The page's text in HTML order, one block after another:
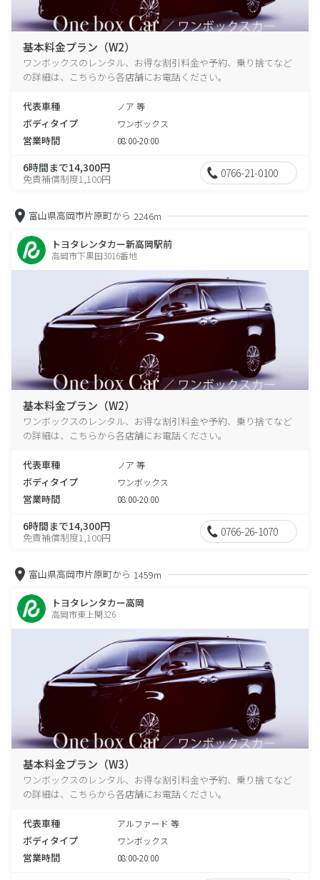
基本料金プラン（W2）
ワンボックスのレンタル、お得な割引料金や予約、乗り捨てなど
の詳細は、こちらから各店舗にお電話ください。
代表車種 ノア 等
ボディタイプ ワンボックス
営業時間 08:00-20:00
6時間まで14,300円
免責補償制度1,100円 0766-21-0100
富山県高岡市片原町から 2246m
トヨタレンタカー新高岡駅前
高岡市下黒田3016番地
基本料金プラン（W2）
ワンボックスのレンタル、お得な割引料金や予約、乗り捨てなど
の詳細は、こちらから各店舗にお電話ください。
代表車種 ノア 等
ボディタイプ ワンボックス
営業時間 08:00-20:00
6時間まで14,300円
免責補償制度1,100円 0766-26-1070
富山県高岡市片原町から 1459m
トヨタレンタカー高岡
高岡市東上関326
基本料金プラン（W3）
ワンボックスのレンタル、お得な割引料金や予約、乗り捨てなど
の詳細は、こちらから各店舗にお電話ください。
代表車種 アルファード 等
ボディタイプ ワンボックス
営業時間 08:00-20:00